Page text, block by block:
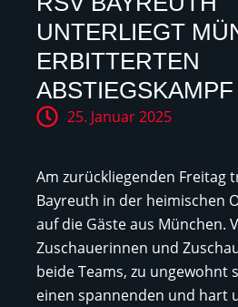
UNTERLIEGT
ERBITTERTEN
ABSTIEGSKAMPF
25. Januar 2025
Am zurückliegenden Freitag
Bayreuth in der heimischen
auf die Gäste aus München.
Zuschauerinnen und
beide Teams, zu ungewohnt
einen spannenden und hart